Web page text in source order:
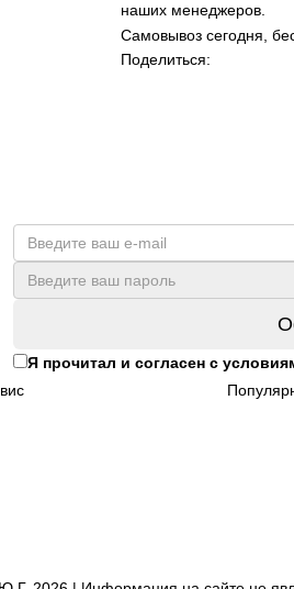
наших менеджеров.
Самовывоз сегодня,
Поделиться:
Я прочитал и согласен с